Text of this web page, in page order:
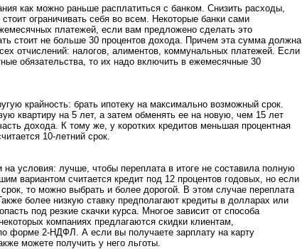
как можно раньше расплатиться с банком. Снизить расходы,
ограничивать себя во всем. Некоторые банки сами
платежей, если вам предложено сделать это
стоит не больше 30 процентов дохода. Причем эта сумма должна
отчислений: налогов, алиментов, коммунальных платежей. Если
обязательства, то их надо включить в ежемесячные 30
крайность: брать ипотеку на максимально возможный срок.
квартиру на 5 лет, а затем обменять ее на новую, чем 15 лет
дохода. К тому же, у коротких кредитов меньшая процентная
10-летний срок.
на условия: лучше, чтобы переплата в итоге не составила полную
вариантом считается кредит под 12 процентов годовых, но если
то можно выбрать и более дорогой. В этом случае переплата
более низкую ставку предполагают кредиты в долларах или
под резкие скачки курса. Многое зависит от способа
компаниях предлагаются скидки клиентам,
форме 2-НДФЛ. А если вы получаете зарплату на карту
можете получить у него льготы.